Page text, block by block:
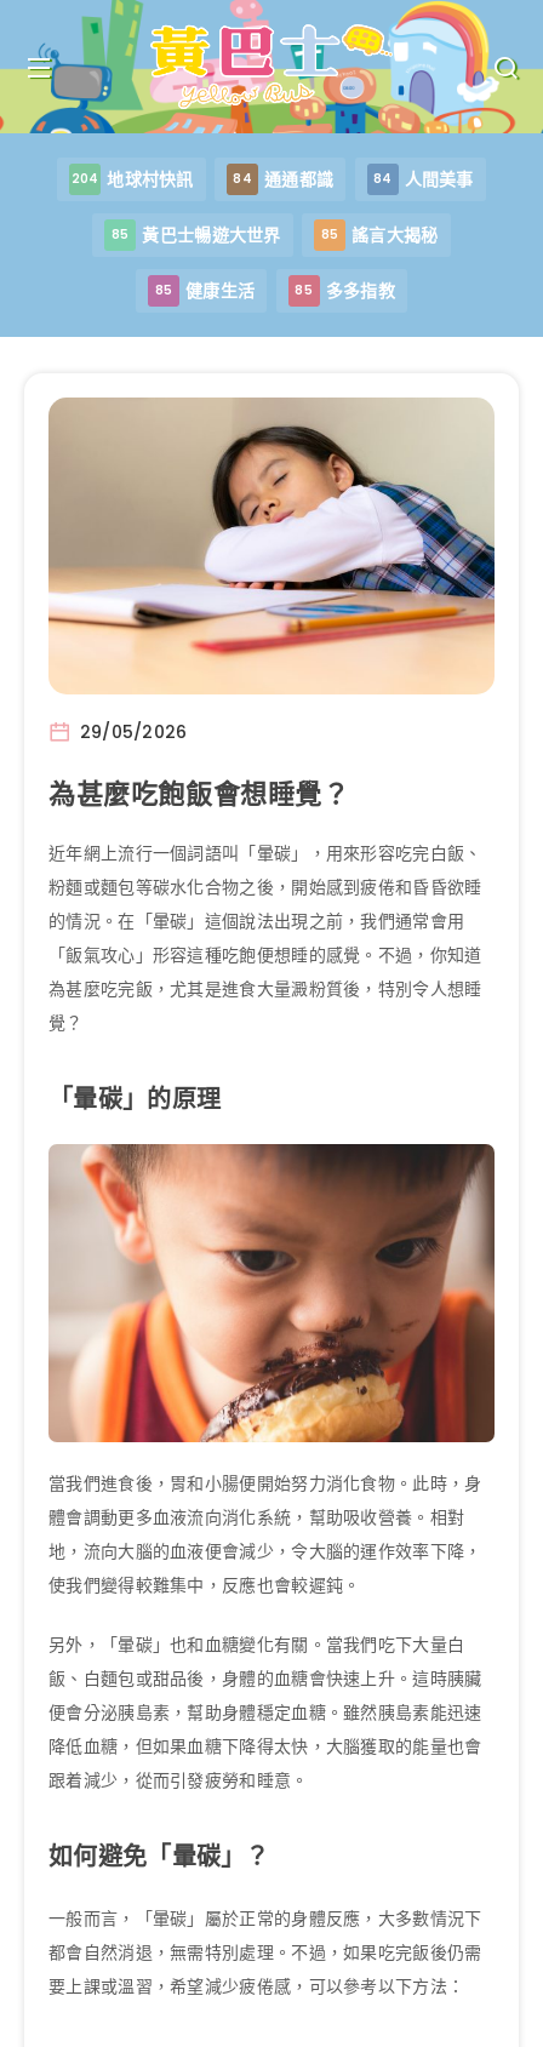
204 地球村快訊 84 通通都識 84 人間美事
85 黃巴士暢遊大世界 85 謠言大揭秘
85 健康生活 85 多多指教
29/05/2026
為甚麼吃飽飯會想睡覺？
近年網上流行一個詞語叫「暈碳」，用來形容吃完白飯、
粉麵或麵包等碳水化合物之後，開始感到疲倦和昏昏欲睡
的情況。在「暈碳」這個說法出現之前，我們通常會用
「飯氣攻心」形容這種吃飽便想睡的感覺。不過，你知道
為甚麼吃完飯，尤其是進食大量澱粉質後，特別令人想睡
覺？
「暈碳」的原理
當我們進食後，胃和小腸便開始努力消化食物。此時，身
體會調動更多血液流向消化系統，幫助吸收營養。相對
地，流向大腦的血液便會減少，令大腦的運作效率下降，
使我們變得較難集中，反應也會較遲鈍。
另外，「暈碳」也和血糖變化有關。當我們吃下大量白
飯、白麵包或甜品後，身體的血糖會快速上升。這時胰臟
便會分泌胰島素，幫助身體穩定血糖。雖然胰島素能迅速
降低血糖，但如果血糖下降得太快，大腦獲取的能量也會
跟着減少，從而引發疲勞和睡意。
如何避免「暈碳」？
一般而言，「暈碳」屬於正常的身體反應，大多數情況下
都會自然消退，無需特別處理。不過，如果吃完飯後仍需
要上課或溫習，希望減少疲倦感，可以參考以下方法：